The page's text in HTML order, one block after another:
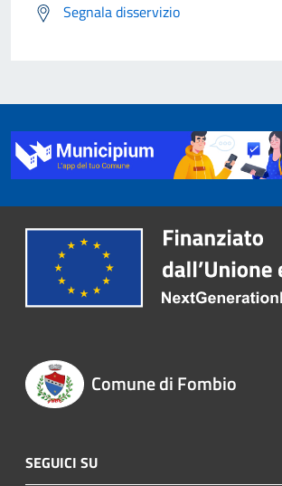
Segnala disservizio
Comune di Fombio
SEGUICI SU